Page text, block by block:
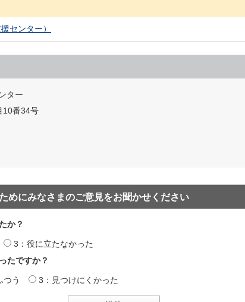
センター）
ター
10番34号
めにみなさまのご意見をお聞かせください
か？
3：役に立たなかった
たですか？
つう 3：見つけにくかった